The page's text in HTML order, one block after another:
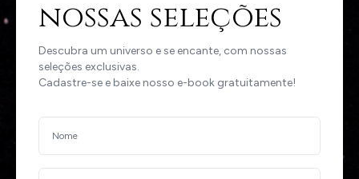
nossas seleções
Descubra um universo e se encante, com nossas
seleções exclusivas.
Cadastre-se e baixe nosso e-book gratuitamente!